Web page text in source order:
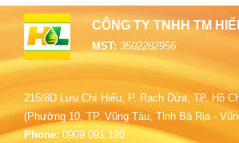
CÔNG TY TNHH TM
MST: 3502282956
215/8D Lưu Chí Hiếu, P. Rạch Dừa, TP. Hồ
(Phường 10, TP. Vũng Tàu, Tỉnh Bà Rịa -
Phone: 0909 091 190